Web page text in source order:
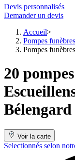
Devis personnalisés
Demander un devis
Accueil
Pompes
Pompes
20
Bélengard
Voir la carte
Selectionnés selon